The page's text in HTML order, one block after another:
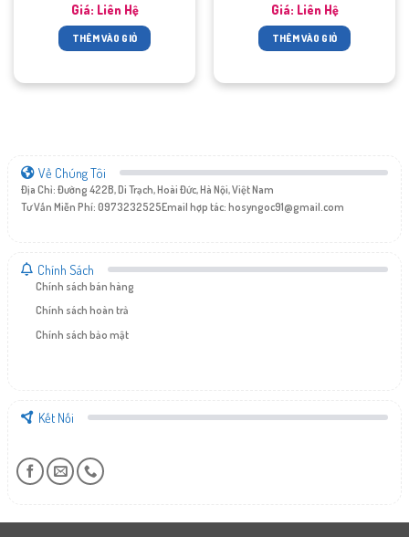
Giá: Liên Hệ
THÊM VÀO GIỎ
Giá: Liên Hệ
THÊM VÀO GIỎ
Về Chúng Tôi
Địa Chỉ: Đường 422B, Di Trạch, Hoài Đức, Hà Nội, Việt Nam
Tư Vấn Miễn Phí: 0973232525Email hợp tác: hosyngoc91@gmail.com
Chính Sách
Chính sách bán hàng
Chính sách hoàn trả
Chính sách bảo mật
Kết Nối